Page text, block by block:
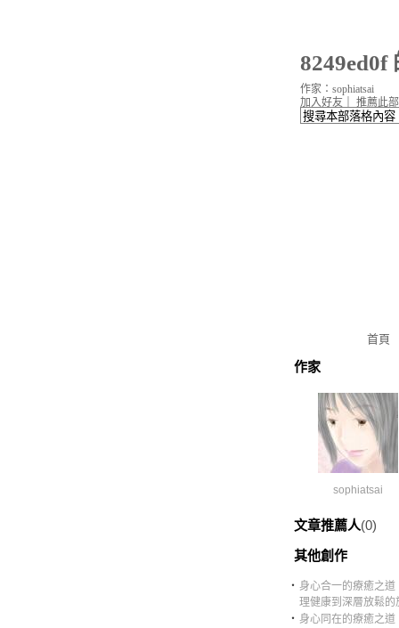
8249ed0f
首頁
加入好友 推薦此
作家：sophiatsai
作家
sophiatsai
文章推薦人(0)
其他創作
‧ 身心合一的療癒之道
理健康到深層放鬆的
‧ 身心同在的療癒之道